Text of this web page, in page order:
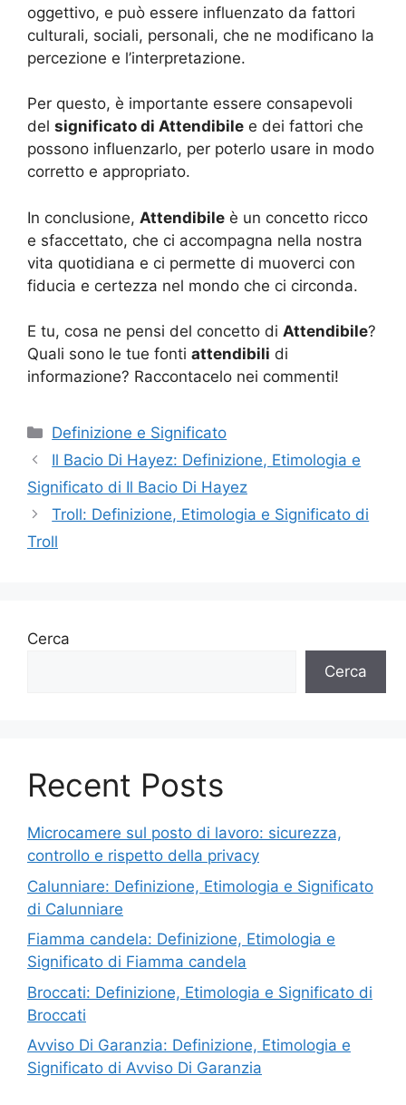
oggettivo, e può essere influenzato da fattori
culturali, sociali, personali, che ne modificano la
percezione e l’interpretazione.
Per questo, è importante essere consapevoli
del significato di Attendibile e dei fattori che
possono influenzarlo, per poterlo usare in modo
corretto e appropriato.
In conclusione, Attendibile è un concetto ricco
e sfaccettato, che ci accompagna nella nostra
vita quotidiana e ci permette di muoverci con
fiducia e certezza nel mondo che ci circonda.
E tu, cosa ne pensi del concetto di Attendibile?
Quali sono le tue fonti attendibili di
informazione? Raccontacelo nei commenti!
Categorie
Definizione e Significato
Il Bacio Di Hayez: Definizione, Etimologia e
Significato di Il Bacio Di Hayez
Troll: Definizione, Etimologia e Significato di
Troll
Cerca
Cerca
Recent Posts
Microcamere sul posto di lavoro: sicurezza,
controllo e rispetto della privacy
Calunniare: Definizione, Etimologia e Significato
di Calunniare
Fiamma candela: Definizione, Etimologia e
Significato di Fiamma candela
Broccati: Definizione, Etimologia e Significato di
Broccati
Avviso Di Garanzia: Definizione, Etimologia e
Significato di Avviso Di Garanzia